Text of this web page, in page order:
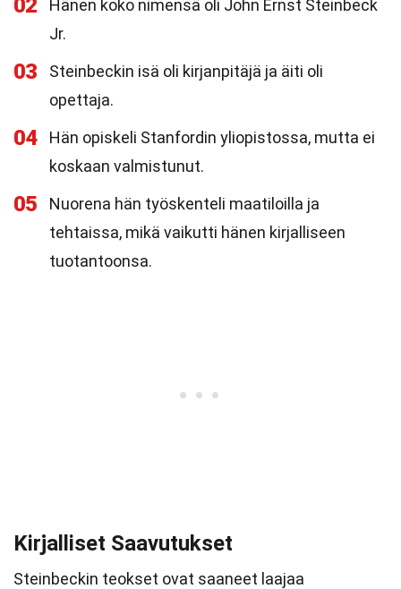
02
Hänen koko nimensä oli John Ernst Steinbeck
Jr.
03
Steinbeckin isä oli kirjanpitäjä ja äiti oli
opettaja.
04
Hän opiskeli Stanfordin yliopistossa, mutta ei
koskaan valmistunut.
05
Nuorena hän työskenteli maatiloilla ja
tehtaissa, mikä vaikutti hänen kirjalliseen
tuotantoonsa.
Kirjalliset Saavutukset
Steinbeckin teokset ovat saaneet laajaa